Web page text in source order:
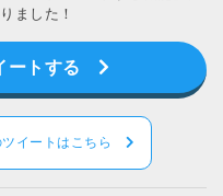
ました！
ートする
ツイートはこちら